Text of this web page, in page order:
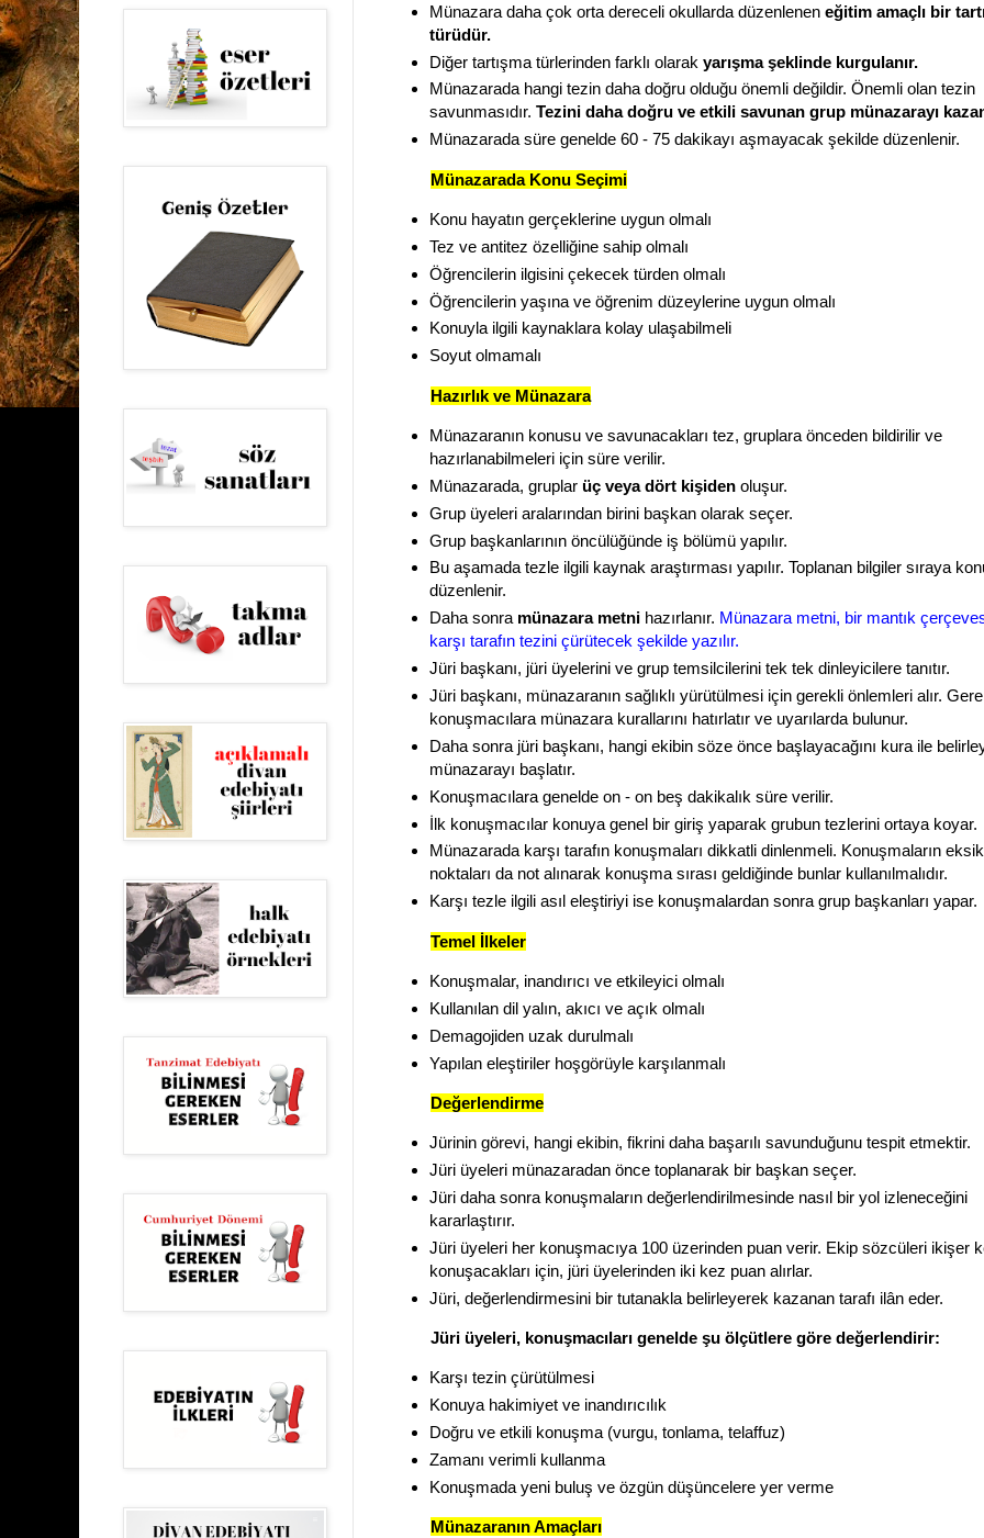
Münazara daha çok orta dereceli okullarda düzenlenen eğitim amaçlı bir
türüdür.
Diğer tartışma türlerinden farklı olarak yarışma şeklinde kurgulanır.
Münazarada hangi tezin daha doğru olduğu önemli değildir. Önemli olan tezin
savunmasıdır. Tezini daha doğru ve etkili savunan grup münazarayı
Münazarada süre genelde 60 - 75 dakikayı aşmayacak şekilde düzenlenir.
Münazarada Konu Seçimi
Konu hayatın gerçeklerine uygun olmalı
Tez ve antitez özelliğine sahip olmalı
Öğrencilerin ilgisini çekecek türden olmalı
Öğrencilerin yaşına ve öğrenim düzeylerine uygun olmalı
Konuyla ilgili kaynaklara kolay ulaşabilmeli
Soyut olmamalı
Hazırlık ve Münazara
Münazaranın konusu ve savunacakları tez, gruplara önceden bildirilir ve
hazırlanabilmeleri için süre verilir.
Münazarada, gruplar üç veya dört kişiden oluşur.
Grup üyeleri aralarından birini başkan olarak seçer.
Grup başkanlarının öncülüğünde iş bölümü yapılır.
Bu aşamada tezle ilgili kaynak araştırması yapılır. Toplanan bilgiler sıraya
düzenlenir.
Daha sonra münazara metnihazırlanır. Münazara metni, bir mantık
karşı tarafın tezini çürütecek şekilde yazılır.
Jüri başkanı, jüri üyelerini ve grup temsilcilerini tek tek dinleyicilere tanıtır.
Jüri başkanı, münazaranın sağlıklı yürütülmesi için gerekli önlemleri alır.
konuşmacılara münazara kurallarını hatırlatır ve uyarılarda bulunur.
Daha sonra jüri başkanı, hangi ekibin söze önce başlayacağını kura ile
münazarayı başlatır.
Konuşmacılara genelde on - on beş dakikalık süre verilir.
İlk konuşmacılar konuya genel bir giriş yaparak grubun tezlerini ortaya koyar.
Münazarada karşı tarafın konuşmaları dikkatli dinlenmeli. Konuşmaların
noktaları da not alınarak konuşma sırası geldiğinde bunlar kullanılmalıdır.
Karşı tezle ilgili asıl eleştiriyi ise konuşmalardan sonra grup başkanları yapar.
Temel İlkeler
Konuşmalar, inandırıcı ve etkileyici olmalı
Kullanılan dil yalın, akıcı ve açık olmalı
Demagojiden uzak durulmalı
Yapılan eleştiriler hoşgörüyle karşılanmalı
Değerlendirme
Jürinin görevi, hangi ekibin, fikrini daha başarılı savunduğunu tespit etmektir.
Jüri üyeleri münazaradan önce toplanarak bir başkan seçer.
Jüri daha sonra konuşmaların değerlendirilmesinde nasıl bir yol izleneceğini
kararlaştırır.
Jüri üyeleri her konuşmacıya 100 üzerinden puan verir. Ekip sözcüleri ikişer
konuşacakları için, jüri üyelerinden iki kez puan alırlar.
Jüri, değerlendirmesini bir tutanakla belirleyerek kazanan tarafı ilân eder.
Jüri üyeleri, konuşmacıları genelde şu ölçütlere göre değerlendirir:
Karşı tezin çürütülmesi
Konuya hakimiyet ve inandırıcılık
Doğru ve etkili konuşma (vurgu, tonlama, telaffuz)
Zamanı verimli kullanma
Konuşmada yeni buluş ve özgün düşüncelere yer verme
Münazaranın Amaçları